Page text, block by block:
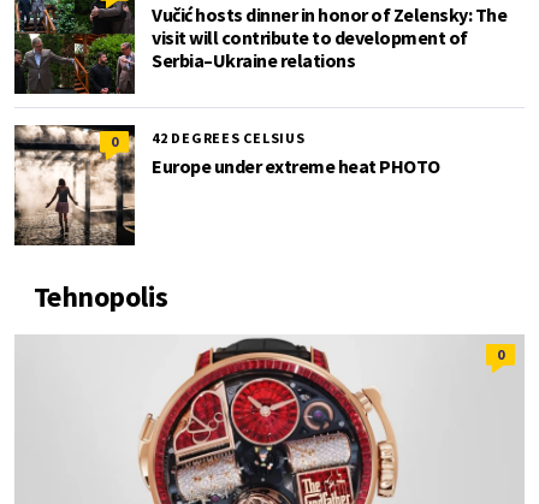
Vučić hosts dinner in honor of Zelensky: The
visit will contribute to development of
Serbia–Ukraine relations
0 42 DEGREES CELSIUS
Europe under extreme heat PHOTO
Tehnopolis
0